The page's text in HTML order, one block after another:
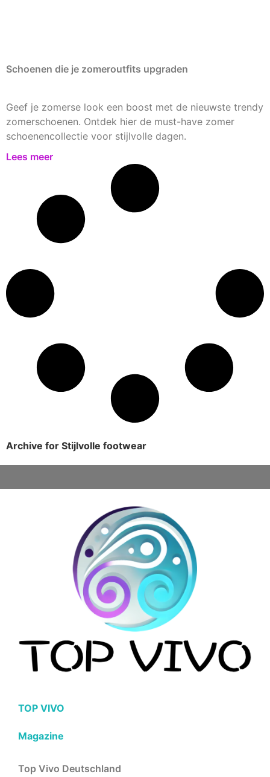
Schoenen die je zomeroutfits upgraden
Geef je zomerse look een boost met de nieuwste trendy
zomerschoenen. Ontdek hier de must-have zomer
schoenencollectie voor stijlvolle dagen.
Lees meer
Archive for Stijlvolle footwear
TOP VIVO
Magazine
Top Vivo Deutschland